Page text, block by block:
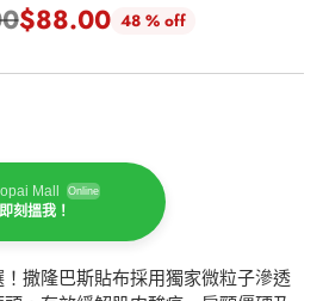
$88.00 48 % off
Mall Online
刻搵我！
撒隆巴斯貼布採用獨家微粒子滲透